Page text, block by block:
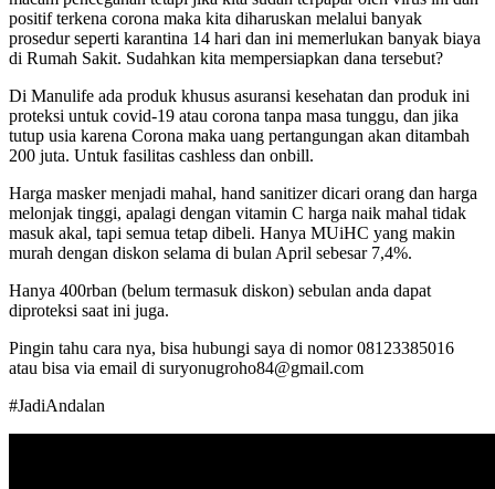
positif terkena corona maka kita diharuskan melalui banyak
prosedur seperti karantina 14 hari dan ini memerlukan banyak biaya
di Rumah Sakit. Sudahkan kita mempersiapkan dana tersebut?
Di Manulife ada produk khusus asuransi kesehatan dan produk ini
proteksi untuk covid-19 atau corona tanpa masa tunggu, dan jika
tutup usia karena Corona maka uang pertangungan akan ditambah
200 juta. Untuk fasilitas cashless dan onbill.
Harga masker menjadi mahal, hand sanitizer dicari orang dan harga
melonjak tinggi, apalagi dengan vitamin C harga naik mahal tidak
masuk akal, tapi semua tetap dibeli. Hanya MUiHC yang makin
murah dengan diskon selama di bulan April sebesar 7,4%.
Hanya 400rban (belum termasuk diskon) sebulan anda dapat
diproteksi saat ini juga.
Pingin tahu cara nya, bisa hubungi saya di nomor 08123385016
atau bisa via email di suryonugroho84@gmail.com
#JadiAndalan